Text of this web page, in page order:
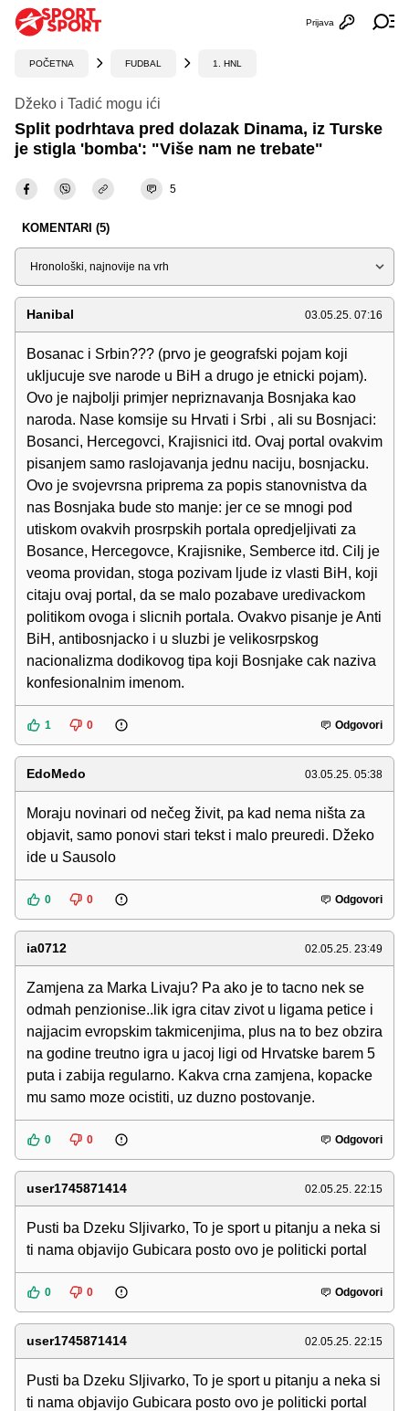
Otvori
Prijava
POČETNA FUDBAL 1. HNL
Džeko i Tadić mogu ići
Split podrhtava pred dolazak Dinama, iz Turske
je stigla 'bomba': "Više nam ne trebate"
5
KOMENTARI (5)
Sortiraj
Hanibal 03.05.25. 07:16
Bosanac i Srbin??? (prvo je geografski pojam koji
ukljucuje sve narode u BiH a drugo je etnicki pojam).
Ovo je najbolji primjer nepriznavanja Bosnjaka kao
naroda. Nase komsije su Hrvati i Srbi , ali su Bosnjaci:
Bosanci, Hercegovci, Krajisnici itd. Ovaj portal ovakvim
pisanjem samo raslojavanja jednu naciju, bosnjacku.
Ovo je svojevrsna priprema za popis stanovnistva da
nas Bosnjaka bude sto manje: jer ce se mnogi pod
utiskom ovakvih prosrpskih portala opredjeljivati za
Bosance, Hercegovce, Krajisnike, Semberce itd. Cilj je
veoma providan, stoga pozivam ljude iz vlasti BiH, koji
citaju ovaj portal, da se malo pozabave uredivackom
politikom ovoga i slicnih portala. Ovakvo pisanje je Anti
BiH, antibosnjacko i u sluzbi je velikosrpskog
nacionalizma dodikovog tipa koji Bosnjake cak naziva
konfesionalnim imenom.
1 0 Odgovori
EdoMedo 03.05.25. 05:38
Moraju novinari od nečeg živit, pa kad nema ništa za
objavit, samo ponovi stari tekst i malo preuredi. Džeko
ide u Sausolo
0 0 Odgovori
ia0712 02.05.25. 23:49
Zamjena za Marka Livaju? Pa ako je to tacno nek se
odmah penzionise..lik igra citav zivot u ligama petice i
najjacim evropskim takmicenjima, plus na to bez obzira
na godine treutno igra u jacoj ligi od Hrvatske barem 5
puta i zabija regularno. Kakva crna zamjena, kopacke
mu samo moze ocistiti, uz duzno postovanje.
0 0 Odgovori
user1745871414 02.05.25. 22:15
Pusti ba Dzeku Sljivarko, To je sport u pitanju a neka si
ti nama objavijo Gubicara posto ovo je politicki portal
0 0 Odgovori
user1745871414 02.05.25. 22:15
Pusti ba Dzeku Sljivarko, To je sport u pitanju a neka si
ti nama objavijo Gubicara posto ovo je politicki portal